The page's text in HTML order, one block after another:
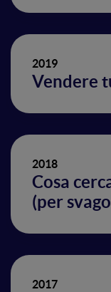
2019
Vendere
2018
Cosa
(per
2017